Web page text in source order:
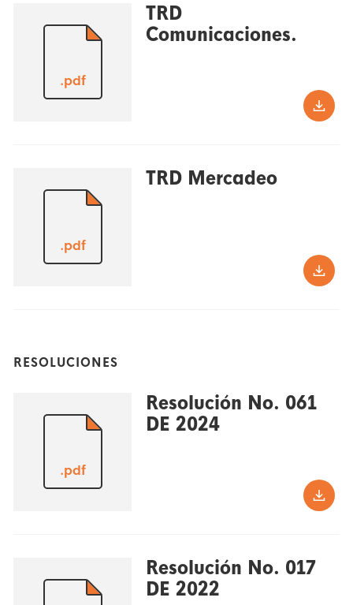
.pdf
TRD
Comunicaciones.
.pdf
TRD Mercadeo
RESOLUCIONES
.pdf
Resolución No. 061
DE 2024
Resolución No. 017
DE 2022